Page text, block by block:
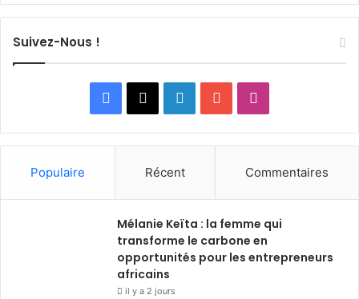
Suivez-Nous !
a
b
o
o
i
e
d
o
u
b
n
a
g
Populaire Récent Commentaires
Mélanie Keïta : la femme qui
transforme le carbone en
opportunités pour les entrepreneurs
africains
il y a 2 jours